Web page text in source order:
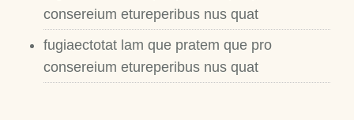
consereium etureperibus nus quat
fugiaectotat lam que pratem que pro
consereium etureperibus nus quat